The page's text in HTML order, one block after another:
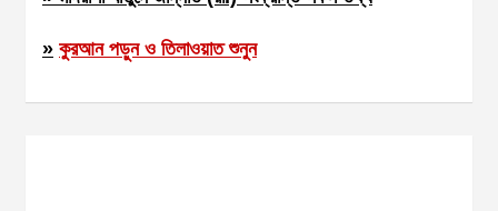
» কুরআন পড়ুন ও তিলাওয়াত শুনুন